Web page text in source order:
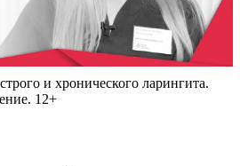
и хронического ларингита.
12+